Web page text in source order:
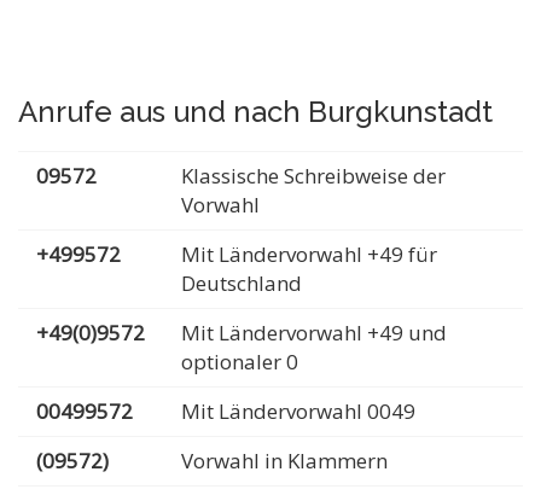
Anrufe aus und nach Burgkunstadt
09572
Klassische Schreibweise der
Vorwahl
+499572
Mit Ländervorwahl +49 für
Deutschland
+49(0)9572
Mit Ländervorwahl +49 und
optionaler 0
00499572
Mit Ländervorwahl 0049
(09572)
Vorwahl in Klammern